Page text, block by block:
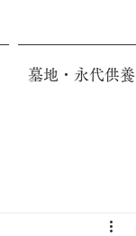
墓地・永代供養